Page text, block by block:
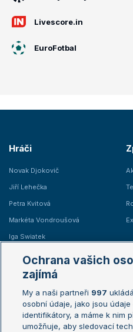
Livescore.in
EuroFotbal
Hráči
Novak Djokovič
Jiří Lehečka
Petra Kvitová
Markéta Vondroušová
Iga Swiatek
Žebříčky
Žebříček ATP (muži)
Žebříček WTA (ženy)
Sázkařský žebříček
Ochrana vašich
zajímá
My a naši partneři 997
osobní údaje, jako jsou
identifikátory, a máme k nim
umožňuje, aby sledovací